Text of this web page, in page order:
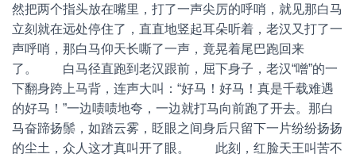
然把两个指头放在嘴里，打了一声尖厉的呼哨，就见那白马
立刻就在远处停住了，直直地竖起耳朵听着，老汉又打了一
声呼哨，那白马仰天长嘶了一声，竟晃着尾巴跑回来
了。 白马径直跑到老汉跟前，屈下身子，老汉“噌”的一
下翻身跨上马背，连声大叫：“好马！好马！真是千载难遇
的好马！”一边啧啧地夸，一边就打马向前跑了开去。那白
马奋蹄扬鬃，如踏云雾，眨眼之间身后只留下一片纷纷扬扬
的尘土，众人这才真叫开了眼。 此刻，红脸天王叫苦不